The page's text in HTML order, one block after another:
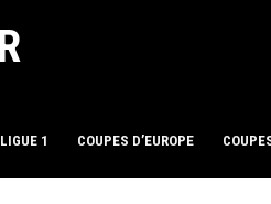
LIGUE 1 COUPES D’EUROPE